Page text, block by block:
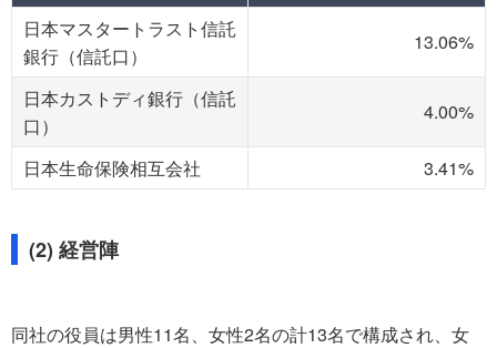
日本マスタートラスト信託
銀行（信託口）
13.06%
日本カストディ銀行（信託
口）
4.00%
日本生命保険相互会社 3.41%
(2) 経営陣
同社の役員は男性11名、女性2名の計13名で構成され、女